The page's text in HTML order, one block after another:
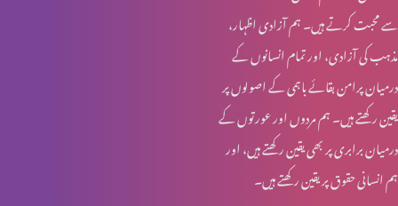
کرسمس اسپیشل: یسوع مسیح کا نسب نامہ اور خواتین
روزہ اور عورت کے شرعی مسایل (حصہ 4)
روزہ اور عورت کے شرعی مسایل (حصہ 3)
سے محبت کرتے ہیں۔ ہم آزادی اظہار،
مذہب کی آزادی، اور تمام انسانوں کے
درمیان پرامن بقائے باہمی کے اصولوں پر
یقین رکھتے ہیں۔ ہم مردوں اور عورتوں کے
درمیان برابری پر بھی یقین رکھتے ہیں، اور
ہم انسانی حقوق پر یقین رکھتے ہیں۔